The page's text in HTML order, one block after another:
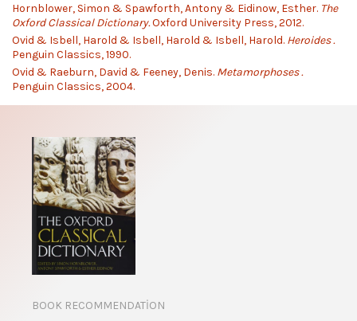
Hornblower, Simon & Spawforth, Antony & Eidinow, Esther. The
Oxford Classical Dictionary.Oxford University Press, 2012.
Ovid & Isbell, Harold & Isbell, Harold & Isbell, Harold. Heroides .
Penguin Classics, 1990.
Ovid & Raeburn, David & Feeney, Denis. Metamorphoses .
Penguin Classics, 2004.
BOOK RECOMMENDATION